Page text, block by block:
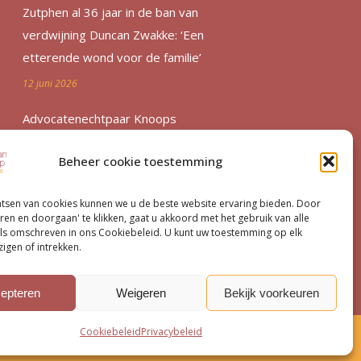
Beheer cookie toestemming
van cookies kunnen we u de beste website ervaring bieden. Door
en doorgaan' te klikken, gaat u akkoord met het gebruik van alle
omschreven in ons Cookiebeleid. U kunt uw toestemming op elk
of intrekken.
Weigeren Bekijk voorkeuren
CookiebeleidPrivacybeleid
Zutphen al 36 jaar in de ban van
verdwijning Duncan Zwakke: ‘Een
etterende wond voor de familie’
12 juni 2026
Advocatenechtpaar Knoops
excessief declareren
Van moord­zaak tot milieu­dossier
15 mei 2026
Contact Cookiebeleid (EU) © VHB Strafpleiters 2026